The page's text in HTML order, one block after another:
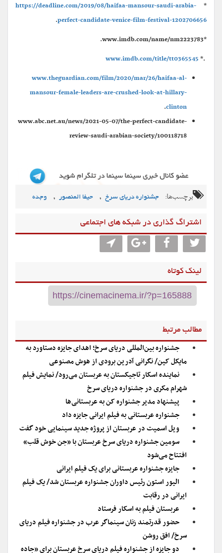
*
https://deadline.com/2019/08/haifaa-mansour-saudi-arabia-
perfect-candidate-venice-film-festival-1202706656
.
*www.imdb.com/name/nm2223783.
.*
www.imdb.com/title/tt0365545
www.theguardian.com/film/2020/mar/26/haifaa-al-
mansour-female-leaders-are-crushed-look-at-hillary-
clinton
.
www.abc.net.au/news/2021-05-07/the-perfect-candidate-
review-saudi-arabian-society/100118718
برچسب‌ها: جشنواره دریای سرخ , حیفا المنصور , وجده
اشتراگ گذاری در شبکه های اجتماعی
لینک کوتاه
مطالب مرتبط
جشنواره بین‌المللی دریای سرخ؛ اهدای جایزه دستاورد به
مایکل کین/ نگرانی آدرین برودی از هوش مصنوعی
نماینده اسکار تاجیکستان به عربستان می‌رود/ نمایش فیلم
شهرام مکری در جشنواره دریای سرخ
پیشنهاد مدیر جشنواره کن به عربستانی‌ها
جشنواره عربستانی به فیلم ایرانی جایزه داد
ویل اسمیت در عربستان از پروژه جدید سینمایی خود گفت
سومین جشنواره دریای سرخ عربستان با «جن خوش قلب»
افتتاح می‌شود
جایزه جشنواره عربستانی برای یک فیلم ایرانی
الیور استون رئیس داوران جشنواره عربستان شد/ یک فیلم
ایرانی در رقابت
عربستان فیلم به اسکار فرستاد
حضور قدرتمند زنان سینماگر عرب در جشنواره فیلم دریای
سرخ/ افق روشن
دو جایزه از جشنواره فیلم دریای سرخ عربستان برای «جاده